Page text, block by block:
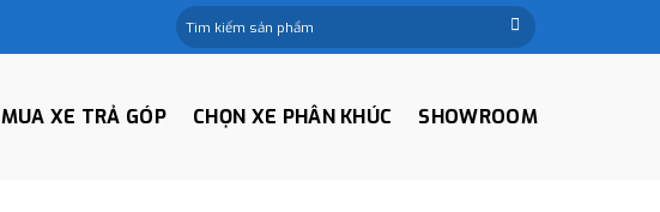
Tìm
kiếm:
MUA XE TRẢ GÓP CHỌN XE PHÂN KHÚC SHOWROOM